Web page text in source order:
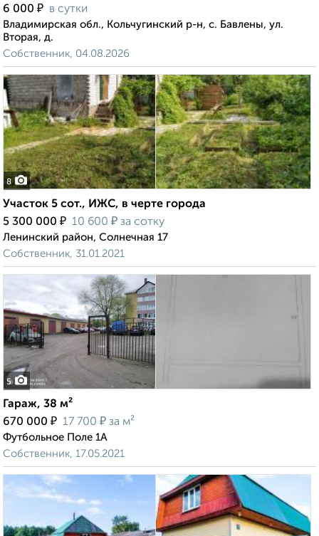
6 000 ₽ в сутки
Владимирская обл., Кольчугинский р-н, с. Бавлены, ул.
Вторая, д.
Собственник, 04.08.2026
8
Участок 5 сот., ИЖС, в черте города
5 300 000 ₽ 10 600 ₽ за сотку
Ленинский район, Солнечная 17
Собственник, 31.01.2021
5
Гараж, 38 м²
670 000 ₽ 17 700 ₽ за м²
Футбольное Поле 1А
Собственник, 17.05.2021